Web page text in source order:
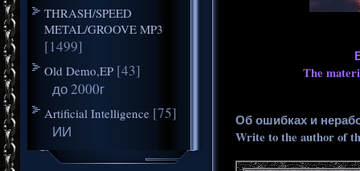
THRASH/SPEED
METAL/GROOVE MP3
[1499]
Old Demo,EP [43]
до 2000г
Artificial Intelligence [75]
ИИ
The
Об ошибках и
Write to the author of